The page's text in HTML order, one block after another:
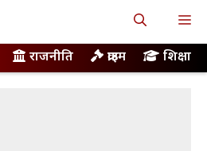
राजनीति क्राइम शिक्षा